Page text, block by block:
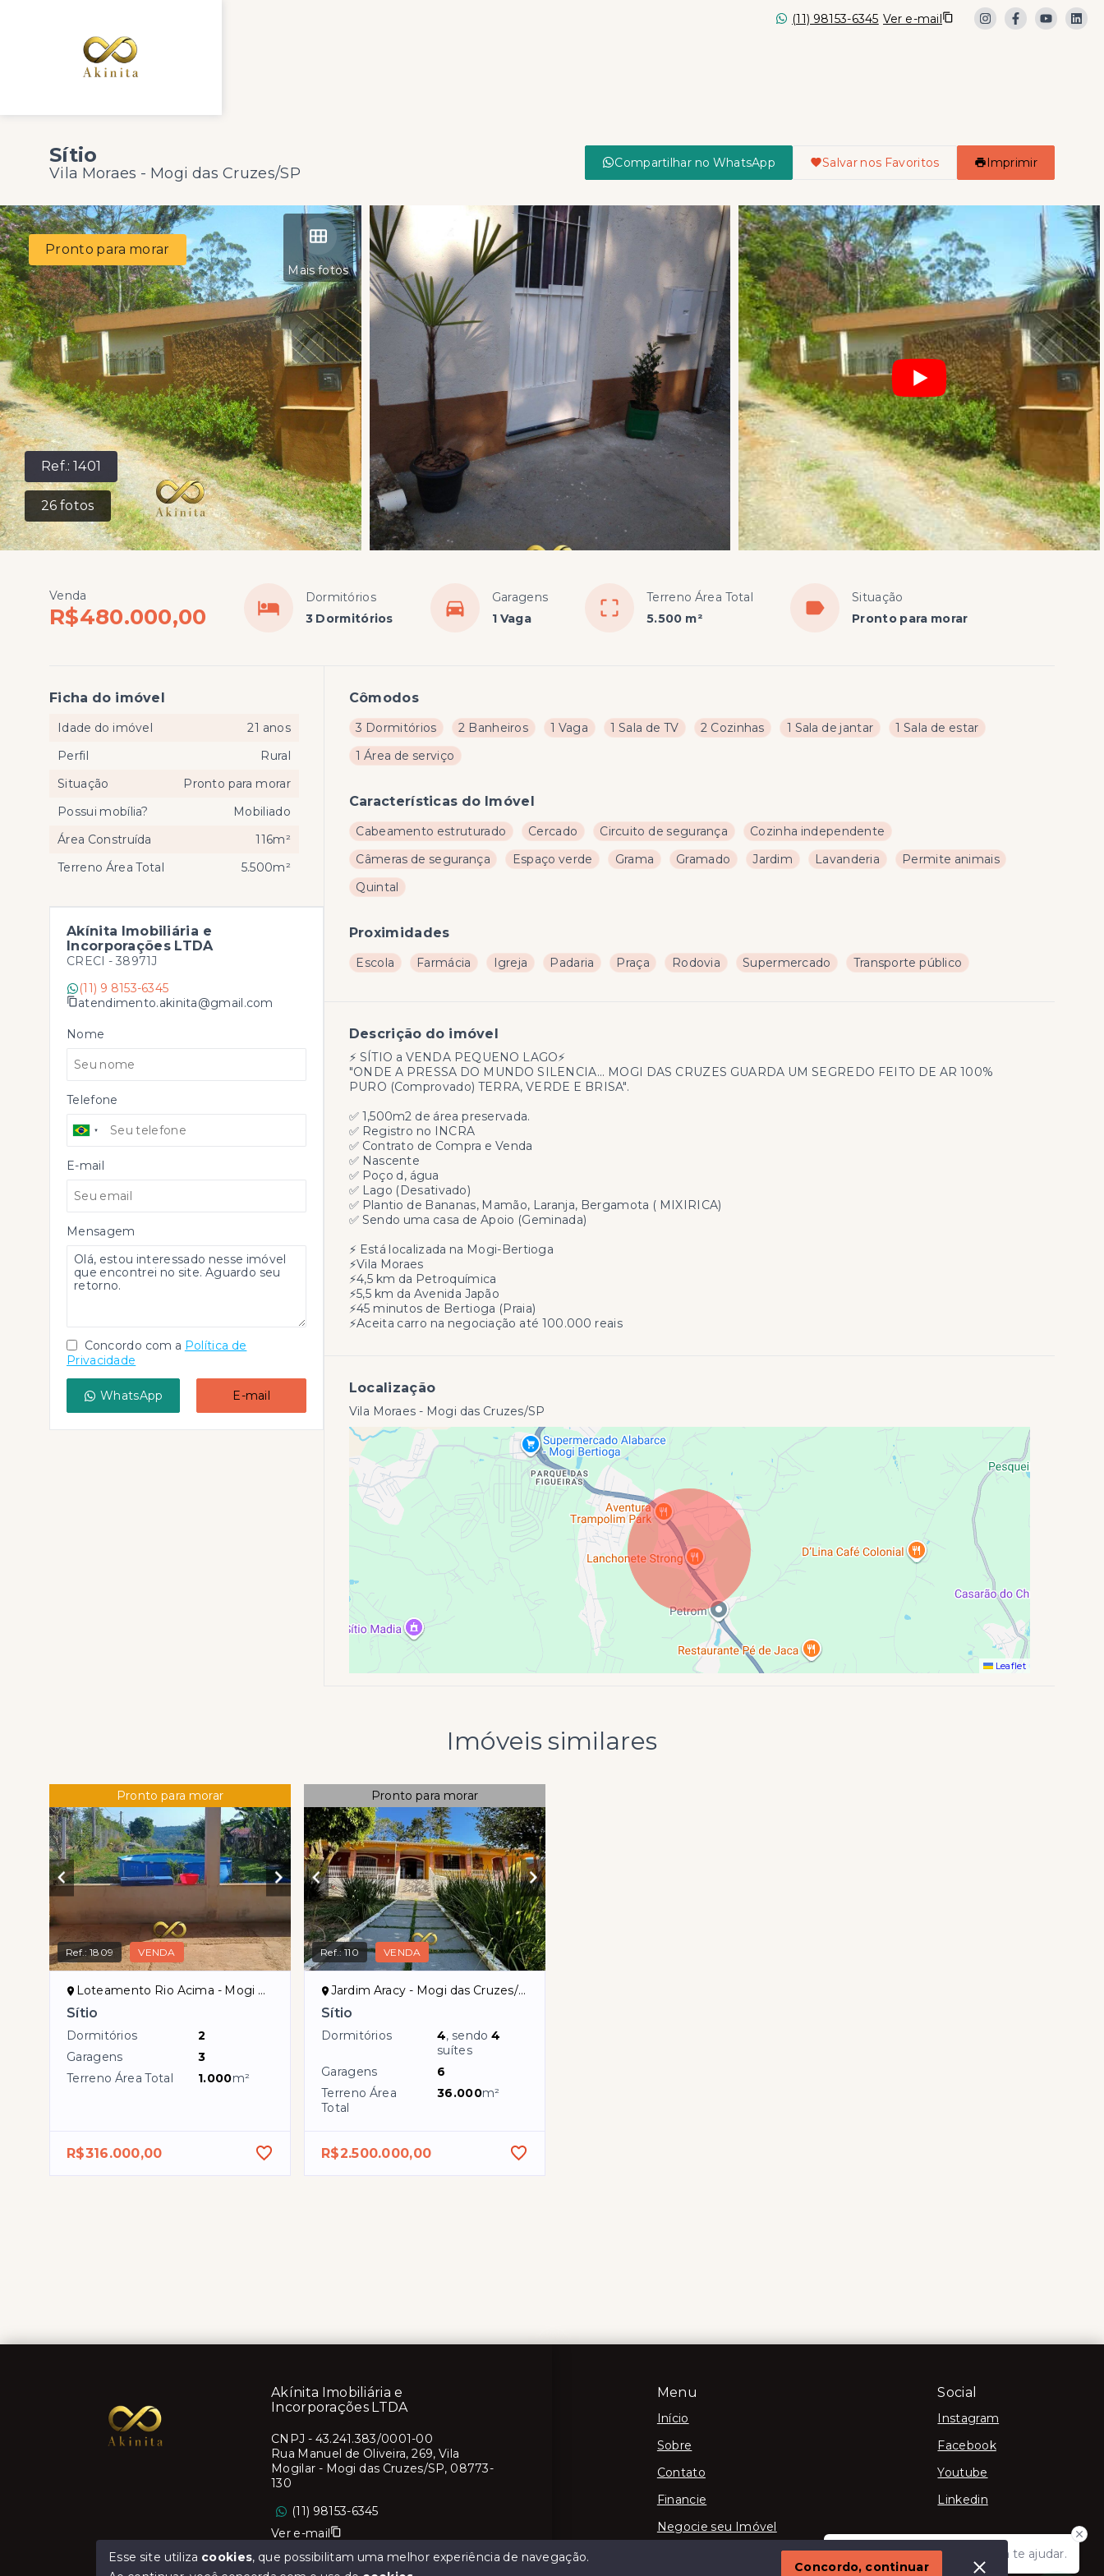
(11) 98153-6345 Ver e-mail
Sítio
Vila Moraes - Mogi das Cruzes/SP
Compartilhar no WhatsApp Salvar nos Favoritos Imprimir
Ref.:1401
26 fotos
Mais fotos
Pronto para morar
Venda
R$480.000,00
Dormitórios
3 Dormitórios
Garagens
1 Vaga
Terreno Área Total
5.500 m²
Situação
Pronto para morar
Cômodos
3 Dormitórios 2 Banheiros 1 Vaga 1 Sala de TV 2 Cozinhas 1 Sala de jantar
1 Sala de estar
1 Área de serviço
Características do Imóvel
Cabeamento estruturado Cercado Circuito de segurança
Cozinha independente
Câmeras de segurança
Espaço verde Grama Gramado Jardim Lavanderia
Permite animais
Quintal
Proximidades
Escola Farmácia Igreja Padaria Praça Rodovia Supermercado Transporte público
Descrição do imóvel
⚡ SÍTIO a VENDA PEQUENO LAGO⚡
"ONDE A PRESSA DO MUNDO SILENCIA... MOGI DAS CRUZES GUARDA UM SEGREDO FEITO DE AR 100%
PURO (Comprovado) TERRA, VERDE E BRISA".
✅ 1,500m2 de área preservada.
✅ Registro no INCRA
✅ Contrato de Compra e Venda
✅ Nascente
✅ Poço d, água
✅ Lago (Desativado)
✅ Plantio de Bananas, Mamão, Laranja, Bergamota ( MIXIRICA)
✅ Sendo uma casa de Apoio (Geminada)
⚡ Está localizada na Mogi-Bertioga
⚡Vila Moraes
⚡4,5 km da Petroquímica
⚡5,5 km da Avenida Japão
⚡45 minutos de Bertioga (Praia)
⚡Aceita carro na negociação até 100.000 reais
Localização
Vila Moraes - Mogi das Cruzes/SP
Leaflet
Ficha do imóvel
Idade do imóvel
21 anos
Perfil
Rural
Situação
Pronto para morar
Possui mobília?
Mobiliado
Área Construída
116m²
Terreno Área Total
5.500m²
Akínita Imobiliária e
Incorporações LTDA
CRECI - 38971J
(11) 9 8153-6345
atendimento.akinita@gmail.com
Nome
Telefone
E-mail
Mensagem
Concordo com a Política de
Privacidade
WhatsApp E-mail
Imóveis similares
Pronto para morar
Ref.:1809 VENDA
Loteamento Rio Acima - Mogi das Cruzes/SP
Sítio
Dormitórios
2
Garagens
3
Terreno Área Total
1.000m²
R$316.000,00
Pronto para morar
Ref.:110 VENDA
Jardim Aracy - Mogi das Cruzes/SP
Sítio
Dormitórios 4, sendo4
suítes
Garagens
6
Terreno Área
Total
36.000m²
R$2.500.000,00
Olá! Estamos disponíveis para te ajudar.
Menu
Início
Sobre
Contato
Financie
Negocie seu Imóvel
Social
Instagram
Facebook
Youtube
Linkedin
Akínita Imobiliária e
Incorporações LTDA
CNPJ - 43.241.383/0001-00
Rua Manuel de Oliveira, 269, Vila
Mogilar - Mogi das Cruzes/SP, 08773-
130
(11) 98153-6345
Ver e-mail
Creci/SP 38971 J
Esse site utiliza cookies, que possibilitam uma melhor experiência de navegação.
Concordo, continuar